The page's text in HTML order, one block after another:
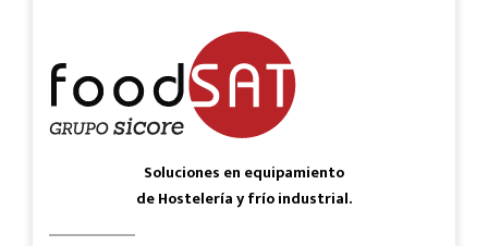
Soluciones en equipamiento
de Hostelería y frío industrial.